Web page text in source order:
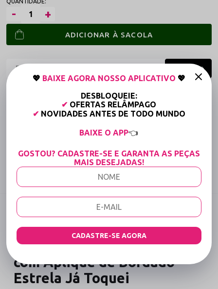
ADICIONAR À SACOLA
Frete grátis a partir de R$149,90 (Varejo)*
Até 6x Sem Juros (Varejo)
Tabela de medidas
Compartilhe:
DESCRIÇÃO COMPLETA
Calcinha em Tule Invisível
com Aplique de Bordado
Estrela Já Toquei
💖 BAIXE AGORA NOSSO APLICATIVO 💖
DESBLOQUEIE:
✔ OFERTAS RELÂMPAGO
✔ NOVIDADES ANTES DE TODO MUNDO
BAIXE O APP👈
GOSTOU? CADASTRE-SE E GARANTA AS PEÇAS
MAIS DESEJADAS!
CADASTRE-SE AGORA